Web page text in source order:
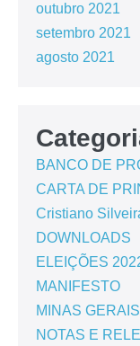
outubro 2021
setembro 2021
agosto 2021
BANCO DE
CARTA DE
Cristiano
DOWNLOADS
ELEIÇÕES
MANIFESTO
MINAS GERAIS
NOTAS E